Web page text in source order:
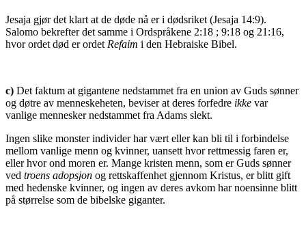
Jesaja gjør det klart at de døde nå er i dødsriket (Jesaja 14:9).
Salomo bekrefter det samme i Ordspråkene 2:18 ; 9:18 og 21:16,
hvor ordet død er ordet Refaim i den Hebraiske Bibel.
c) Det faktum at gigantene nedstammet fra en union av Guds sønner
og døtre av menneskeheten, beviser at deres forfedre ikke var
vanlige mennesker nedstammet fra Adams slekt.
Ingen slike monster individer har vært eller kan bli til i forbindelse
mellom vanlige menn og kvinner, uansett hvor rettmessig faren er,
eller hvor ond moren er. Mange kristen menn, som er Guds sønner
ved troens adopsjon og rettskaffenhet gjennom Kristus, er blitt gift
med hedenske kvinner, og ingen av deres avkom har noensinne blitt
på størrelse som de bibelske giganter.